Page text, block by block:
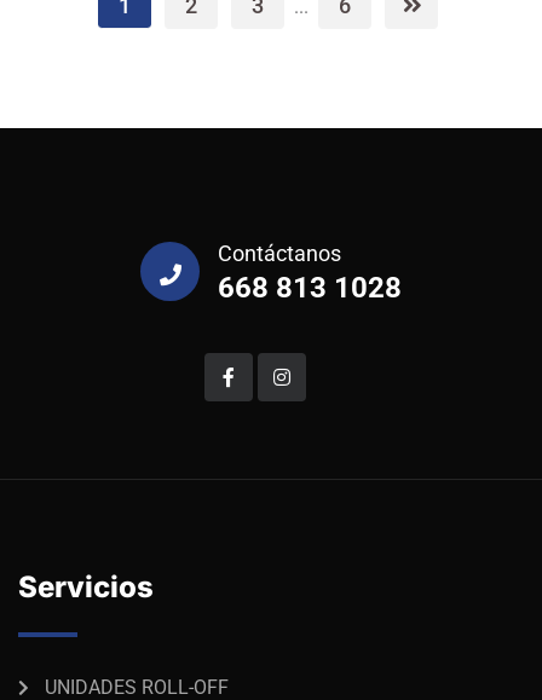
1 2 3 ... 6
Contáctanos
668 813 1028
Servicios
UNIDADES ROLL-OFF